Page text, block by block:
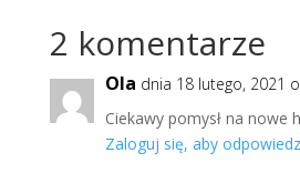
2 komentarze
Ola dnia 18 lutego, 2021
Ciekawy pomysł na nowe
Zaloguj się, aby